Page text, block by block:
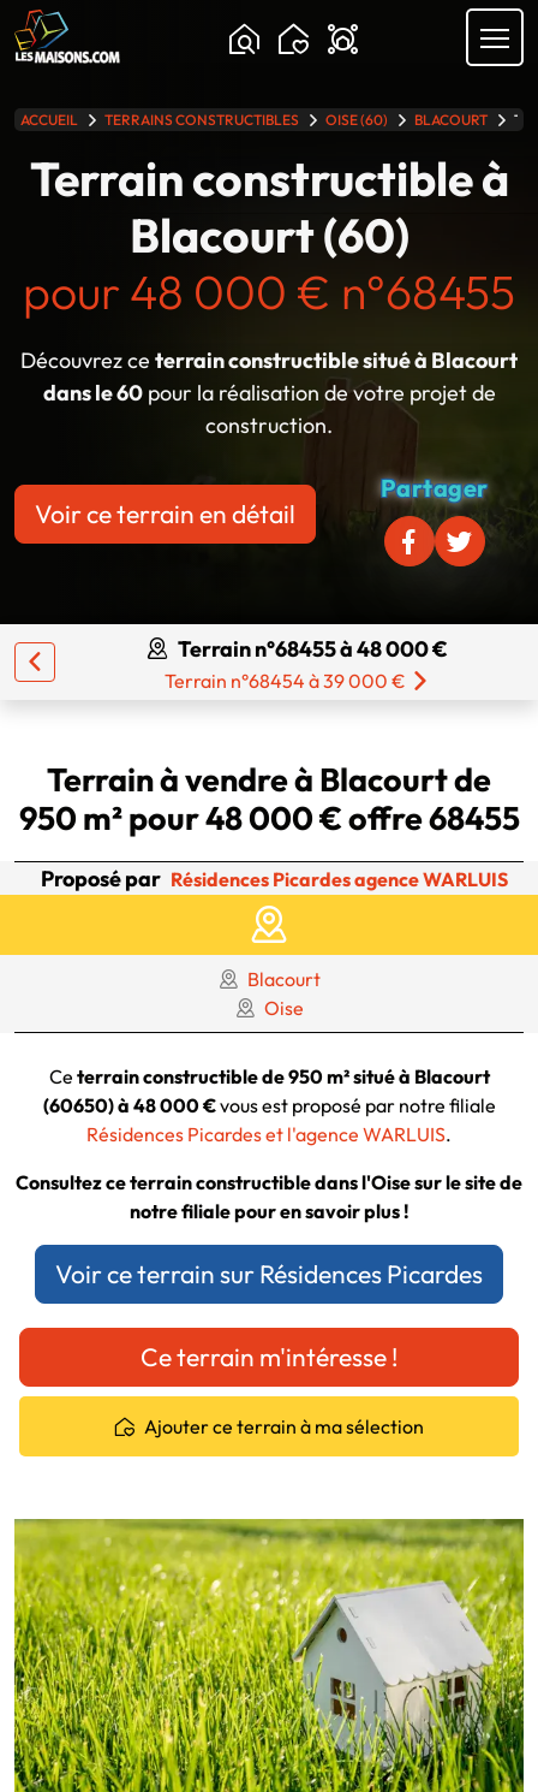
Chargement...
ACCUEIL TERRAINS CONSTRUCTIBLES OISE (60) BLACOURT
Terrain constructible à
Blacourt (60)
pour 48 000 € n°68455
Découvrez ce terrain constructible situé à Blacourt
dans le 60pour la réalisation de votre projet de
construction.
Voir ce terrain en détail
Partager
Terrain n°68455 à 48 000 €
Terrain n°68454 à 39 000 €
Terrain à vendre à Blacourt de
950 m² pour 48 000 € offre 68455
Proposé par Résidences Picardes agence WARLUIS
Blacourt
Oise
Ce terrain constructible de 950 m² situé à Blacourt
(60650) à 48 000 €vous est proposé par notre filiale
Résidences Picardes et l'agence WARLUIS.
Consultez ce terrain constructible dans l'Oise sur le site de
notre filiale pour en savoir plus !
Voir ce terrain sur Résidences Picardes
Ce terrain m'intéresse !
Ajouter ce terrain à ma sélection